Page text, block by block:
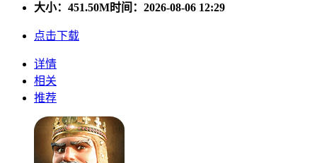
大小： 451.50M时间：2026-08-06 12:29
点击下载
详情
相关
推荐